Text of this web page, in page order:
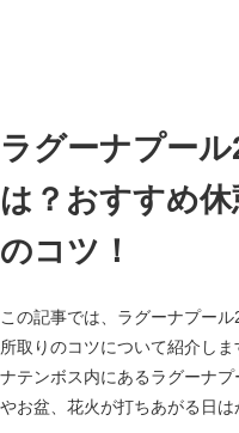
ラグーナプー
は？おすすめ
のコツ！
この記事では、ラグーナプー
所取りのコツについて紹介し
ナテンボス内にあるラグーナ
やお盆、花火が打ちあがる日は